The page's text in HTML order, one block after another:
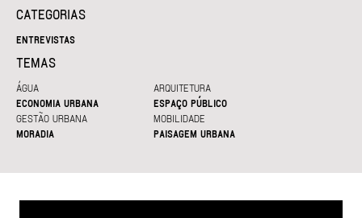
CATEGORIAS
ENTREVISTAS
TEMAS
ÁGUA
ARQUITETURA
ECONOMIA URBANA
ESPAÇO PÚBLICO
GESTÃO URBANA
MOBILIDADE
MORADIA
PAISAGEM URBANA